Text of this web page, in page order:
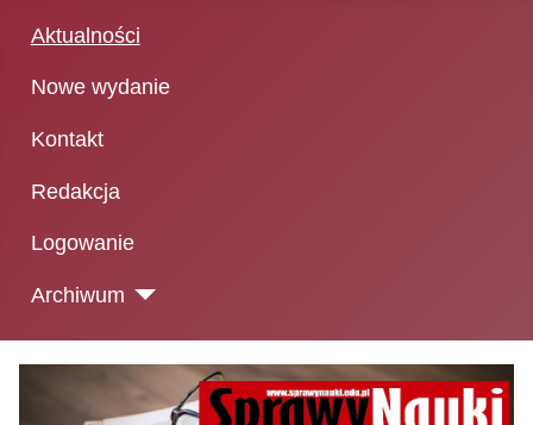
Aktualności
Nowe wydanie
Kontakt
Redakcja
Logowanie
Archiwum